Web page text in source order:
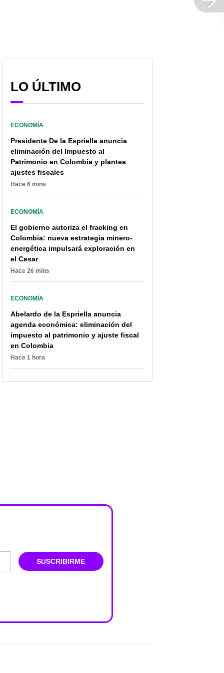
LO ÚLTIMO
ECONOMÍA
Presidente De la Espriella anuncia
eliminación del Impuesto al
Patrimonio en Colombia y plantea
ajustes fiscales
Hace 6 mins
ECONOMÍA
El gobierno autoriza el fracking en
Colombia: nueva estrategia minero-
energética impulsará exploración en
el Cesar
Hace 26 mins
ECONOMÍA
Abelardo de la Espriella anuncia
agenda económica: eliminación del
impuesto al patrimonio y ajuste fiscal
en Colombia
Hace 1 hora
SUSCRIBIRME